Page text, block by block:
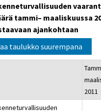
tammi– maaliskuussa
ajankohtaan
taulukko suurempana
2011